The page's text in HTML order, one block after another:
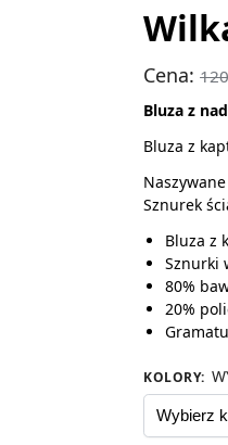
Cena:
Bluza z
Bluza z
Sznurek
Bluza z
Sznurki
80%
20%
KOLORY: